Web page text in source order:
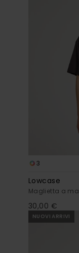
3
Lowcase
Maglietta a
30,00 €
NUOVI ARRIVI